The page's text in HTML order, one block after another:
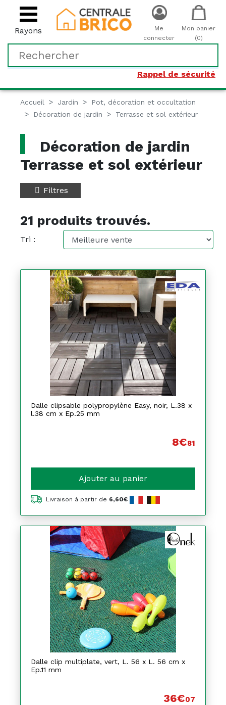
Rayons
Rappel de sécurité
Me
connecter
Mon panier
(0)
Accueil Jardin
Pot, décoration et occultation
Décoration de jardin
Terrasse et sol extérieur
Décoration de jardin
Terrasse et sol extérieur
Filtres
21 produits trouvés.
Tri :
Dalle clipsable polypropylène Easy, noir, L.38 x
l.38 cm x Ep.25 mm
8€81
Ajouter au panier
Livraison à partir de 6,60€
Dalle clip multiplate, vert, L. 56 x L. 56 cm x
Ep.11 mm
36€07